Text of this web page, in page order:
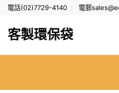
電話(02)7729-4140 電郵
客製環保袋